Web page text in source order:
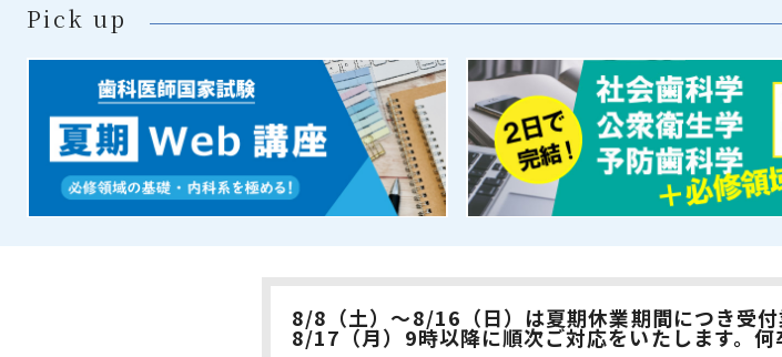
Pick up
8/8（土）～8/16（日）は夏期休業期間につき受付
8/17（月）9時以降に順次ご対応をいたします。何